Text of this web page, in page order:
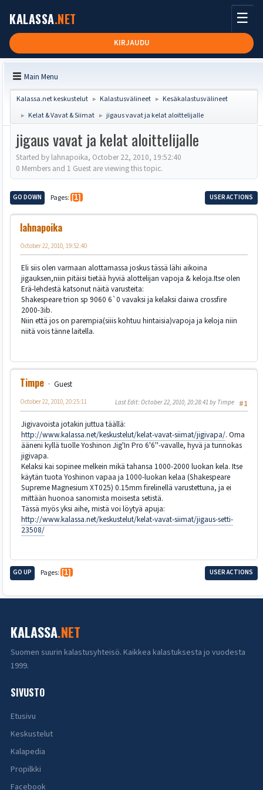
KALASSA.NET
KIRJAUDU
☰
Main Menu
Kalassa.net keskustelut ► Kalastusvälineet ► Kesäkalastusvälineet
► Kelat & Vavat & Siimat ► jigaus vavat ja kelat aloittelijalle
jigaus vavat ja kelat aloittelijalle
Started by lahnapoika, October 22, 2010, 19:52:40
0 Members and 1 Guest are viewing this topic.
GO DOWN Pages 1 USER ACTIONS
lahnapoika
October 22, 2010, 19:52:40
Eli siis olen varmaan alottamassa joskus tässä lähi aikoina
jigauksen,niin pitäisi tietää hyviä alottelijan vapoja & keloja.Itse olen
Erä-lehdestä katsonut näitä varusteita:
Shakespeare trion sp 9060 6`0 vavaksi ja kelaksi daiwa crossfire
2000-3ib.
Niin että jos on parempia(siiis kohtuu hintaisia)vapoja ja keloja niin
niitä vois tänne laitella.
Timpe
Guest
#1
October 22, 2010, 20:25:11 Last Edit: October 22, 2010, 20:28:41 by Timpe
Jigivavoista jotakin juttua täällä:
http://www.kalassa.net/keskustelut/kelat-vavat-siimat/jigivapa/. Oma
ääneni kyllä tuolle Yoshinon Jig'In Pro 6'6''-vavalle, hyvä ja tunnokas
jigivapa.
Kelaksi kai sopinee melkein mikä tahansa 1000-2000 luokan kela. Itse
käytän tuota Yoshinon vapaa ja 1000-luokan kelaa (Shakespeare
Supreme Magnesium XT025) 0.15mm firelinellä varustettuna, ja ei
mittään huonoa sanomista moisesta setistä.
Tässä myös yksi aihe, mistä voi löytyä apuja:
http://www.kalassa.net/keskustelut/kelat-vavat-siimat/jigaus-setti-
23508/
GO UP Pages 1 USER ACTIONS
KALASSA.NET
Suomen suurin kalastusyhteisö. Kaikkea kalastuksesta jo vuodesta
1999.
SIVUSTO
Etusivu
Keskustelut
Kalapedia
Propilkki
Facebook